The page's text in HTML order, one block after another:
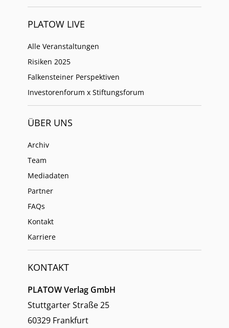
PLATOW LIVE
Alle Veranstaltungen
Risiken 2025
Falkensteiner Perspektiven
Investorenforum x Stiftungsforum
ÜBER UNS
Archiv
Team
Mediadaten
Partner
FAQs
Kontakt
Karriere
KONTAKT
PLATOW Verlag GmbH
Stuttgarter Straße 25
60329 Frankfurt